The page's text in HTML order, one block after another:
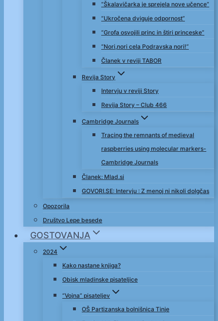
“Škalavičarka je sprejela nove učence”
“Ukročena dviguje odpornost”
“Grofa osvojili princ in štiri princeske”
“Nori,nori cela Podravska nori!”
Članek v reviji TABOR
Revija Story
Intervju v reviji Story
Revija Story – Club 466
Cambridge Journals
Tracing the remnants of medieval
raspberries using molecular markers-
Cambridge Journals
Članek: Mlad.si
GOVORI.SE: Intervju : Z menoj ni nikoli dolgčas
Opozorila
Društvo Lepe besede
GOSTOVANJA
2024
Kako nastane knjiga?
Obisk mladinske pisateljice
“Vojna” pisateljev
OŠ Partizanska bolnišnica Tinje